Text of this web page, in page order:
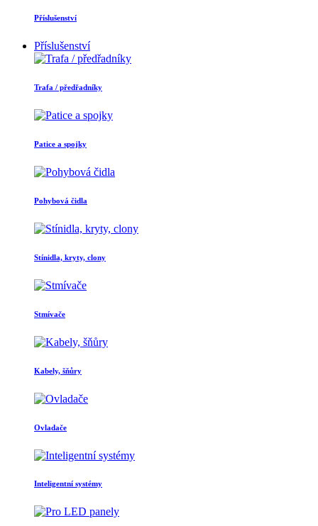
Příslušenství
Příslušenství
Trafa / předřadníky
Patice a spojky
Pohybová čidla
Stínidla, kryty, clony
Stmívače
Kabely, šňůry
Ovladače
Inteligentní systémy